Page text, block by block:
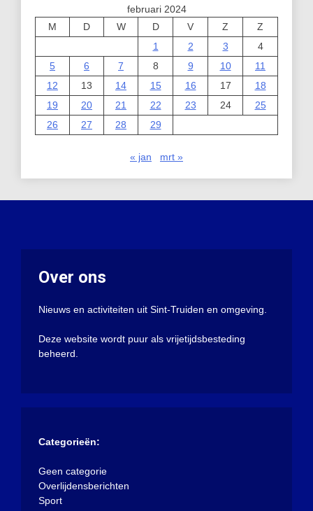
februari 2024
M
D W D V Z
Z
1
2 3
4
5
6 7 8 9 10
11
12
13 14 15 16 17
18
19
20 21 22 23 24
25
26
27 28 29
« jan mrt »
Over ons
Nieuws en activiteiten uit Sint-Truiden en omgeving.
Deze website wordt puur als vrijetijdsbesteding
beheerd.
Categorieën:
Geen categorie
Overlijdensberichten
Sport